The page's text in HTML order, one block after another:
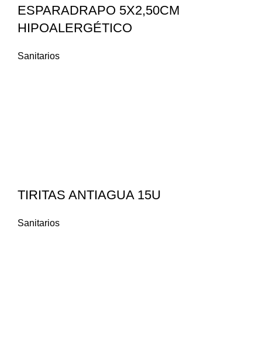
ESPARADRAPO 5X2,50CM
HIPOALERGÉTICO
Sanitarios
TIRITAS ANTIAGUA 15U
Sanitarios